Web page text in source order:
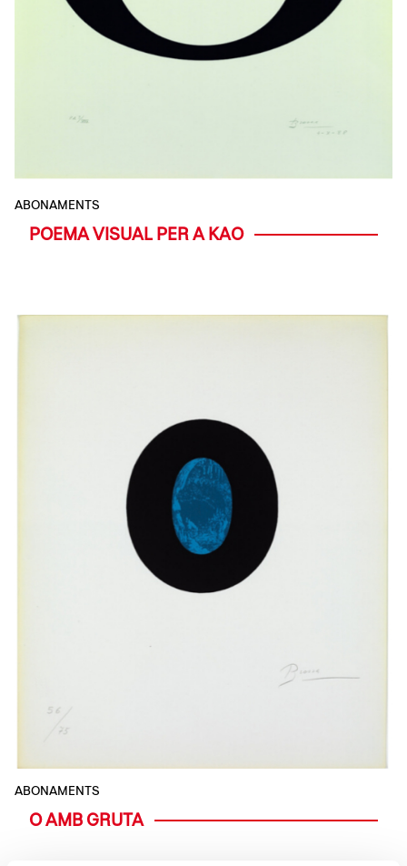
ABONAMENTS
POEMA VISUAL PER A KAO
ABONAMENTS
O AMB GRUTA